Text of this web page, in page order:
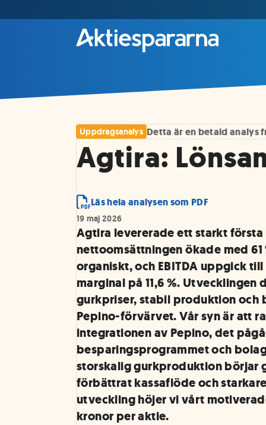
Uppdragsanalys Detta är en betald analys
Agtira:
Läs hela analysen som PDF
19 maj 2026
Agtira levererade ett starkt
nettoomsättningen ökade med 61
organiskt, och EBITDA uppgick till
marginal på 11,6 %. Utvecklingen
gurkpriser, stabil produktion och
Pepino-förvärvet. Vår syn är att
integrationen av Pepino, det
besparingsprogrammet och
storskalig gurkproduktion börjar
förbättrat kassaflöde och
utveckling höjer vi vårt
kronor per aktie.